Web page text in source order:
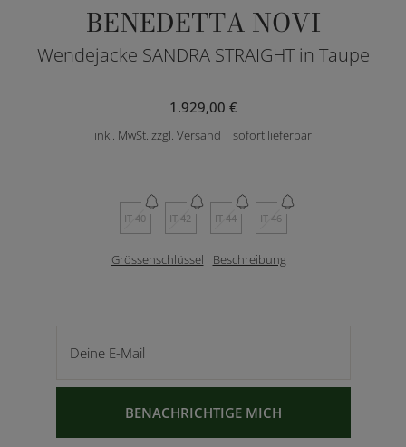
BENEDETTA NOVI
Wendejacke SANDRA STRAIGHT in Taupe
1.929,00 €
inkl. MwSt. zzgl. Versand | sofort lieferbar
IT 40 IT 42 IT 44 IT 46
Grössenschlüssel Beschreibung
BENACHRICHTIGE MICH